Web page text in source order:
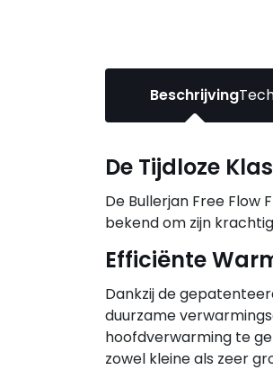
Beschrijving
De Tijdloze
De Bullerjan Free Flow
bekend om zijn
Efficiënte
Dankzij de
duurzame
hoofdverwarming te
zowel kleine als zeer